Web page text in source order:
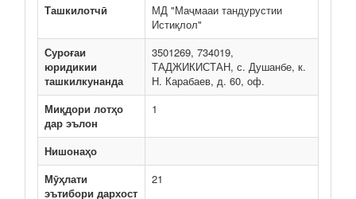
Ташкилотчӣ
МД "Маҷмааи тандурустии
Истиқлол"
Суроғаи
юридикии
ташкилкунанда
3501269, 734019,
ТАДЖИКИСТАН, с. Душанбе, к.
Н. Карабаев, д. 60, оф.
Миқдори лотҳо
дар эълон
1
Нишонаҳо
Мӯҳлати
эътибори дархост
21